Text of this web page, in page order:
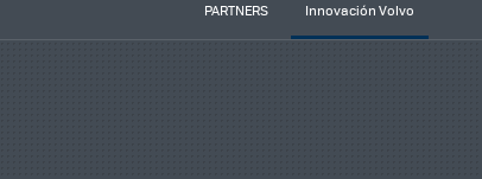
PARTNERS Innovación Volvo